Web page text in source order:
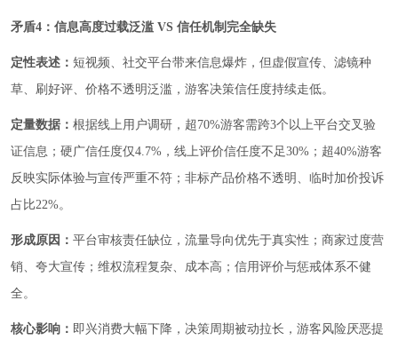
矛盾4：信息高度过载泛滥 VS 信任机制完全缺失
定性表述： 短视频、社交平台带来信息爆炸，但虚假宣传、滤镜种
草、刷好评、价格不透明泛滥，游客决策信任度持续走低。
定量数据： 根据线上用户调研，超70%游客需跨3个以上平台交叉验
证信息；硬广信任度仅4.7%，线上评价信任度不足30%；超40%游客
反映实际体验与宣传严重不符；非标产品价格不透明、临时加价投诉
占比22%。
形成原因： 平台审核责任缺位，流量导向优先于真实性；商家过度营
销、夸大宣传；维权流程复杂、成本高；信用评价与惩戒体系不健
全。
核心影响： 即兴消费大幅下降，决策周期被动拉长，游客风险厌恶提